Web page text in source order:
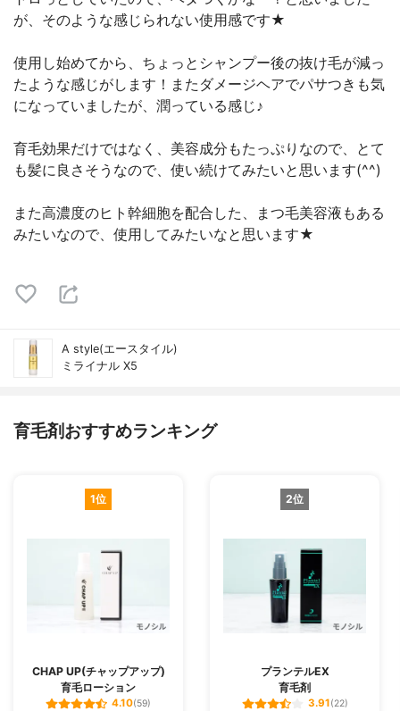
が、そのような感じられない使用感です★
使用し始めてから、ちょっとシャンプー後の抜け毛が減っ
たような感じがします！またダメージヘアでパサつきも気
になっていましたが、潤っている感じ♪
育毛効果だけではなく、美容成分もたっぷりなので、とて
も髪に良さそうなので、使い続けてみたいと思います(^^)
また高濃度のヒト幹細胞を配合した、まつ毛美容液もある
みたいなので、使用してみたいなと思います★
A style(エースタイル)
ミライナル X5
育毛剤おすすめランキング
1位
CHAP UP(チャップアップ)
育毛ローション
4.10(59)
2位
プランテルEX
育毛剤
3.91(22)